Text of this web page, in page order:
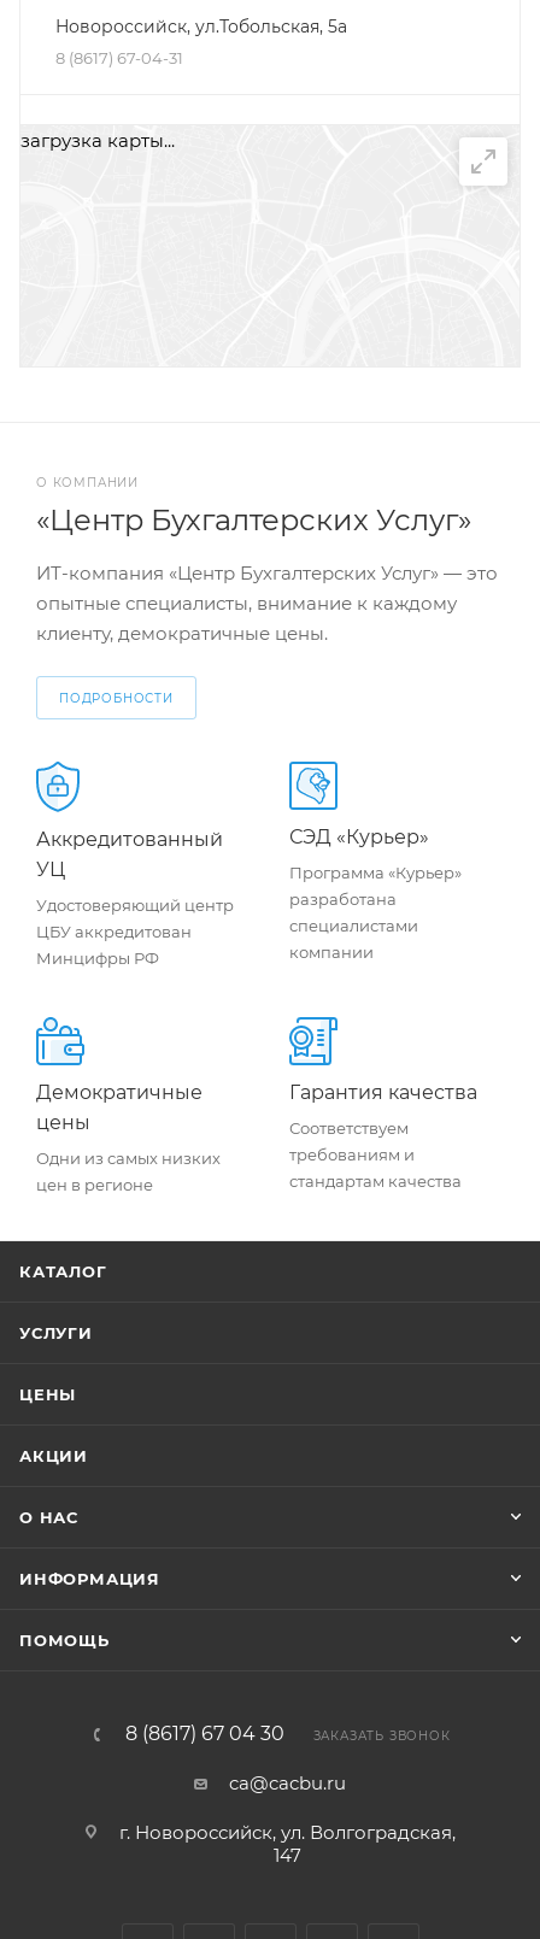
Новороссийск, ул.Тобольская, 5а
8 (8617) 67-04-31
Минеральные Воды, ул. Железноводская, 30Д,
загрузка карты...
ИТ-компания «Центр Бухгалтерских Услуг» — это
опытные специалисты, внимание к каждому
клиенту, демократичные цены.
ПОДРОБНОСТИ
Аккредитованный
УЦ
Удостоверяющий центр
ЦБУ аккредитован
Минцифры РФ
СЭД «Курьер»
Программа «Курьер»
разработана
специалистами
компании
Демократичные
цены
Одни из самых низких
цен в регионе
Гарантия качества
Соответствуем
требованиям и
стандартам качества
О КОМПАНИИ
«Центр Бухгалтерских Услуг»
КАТАЛОГ
УСЛУГИ
ЦЕНЫ
АКЦИИ
О НАС
ИНФОРМАЦИЯ
ПОМОЩЬ
8 (8617) 67 04 30 ЗАКАЗАТЬ ЗВОНОК
ca@cacbu.ru
г. Новороссийск, ул. Волгоградская,
147